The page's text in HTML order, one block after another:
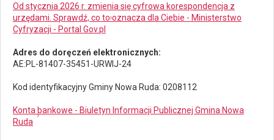
Od stycznia 2026 r. zmienia się cyfrowa korespondencja z
urzędami. Sprawdź, co to oznacza dla Ciebie - Ministerstwo
Cyfryzacji - Portal Gov.pl
Adres do doręczeń elektronicznych:
AE:PL-81407-35451-URWIJ-24
Kod identyfikacyjny Gminy Nowa Ruda: 0208112
Konta bankowe - Biuletyn Informacji Publicznej Gmina Nowa
Ruda